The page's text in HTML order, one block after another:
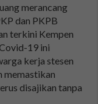
merancang
dan PKPB
terkini Kempen
19 ini
kerja stesen
memastikan
disajikan tanpa